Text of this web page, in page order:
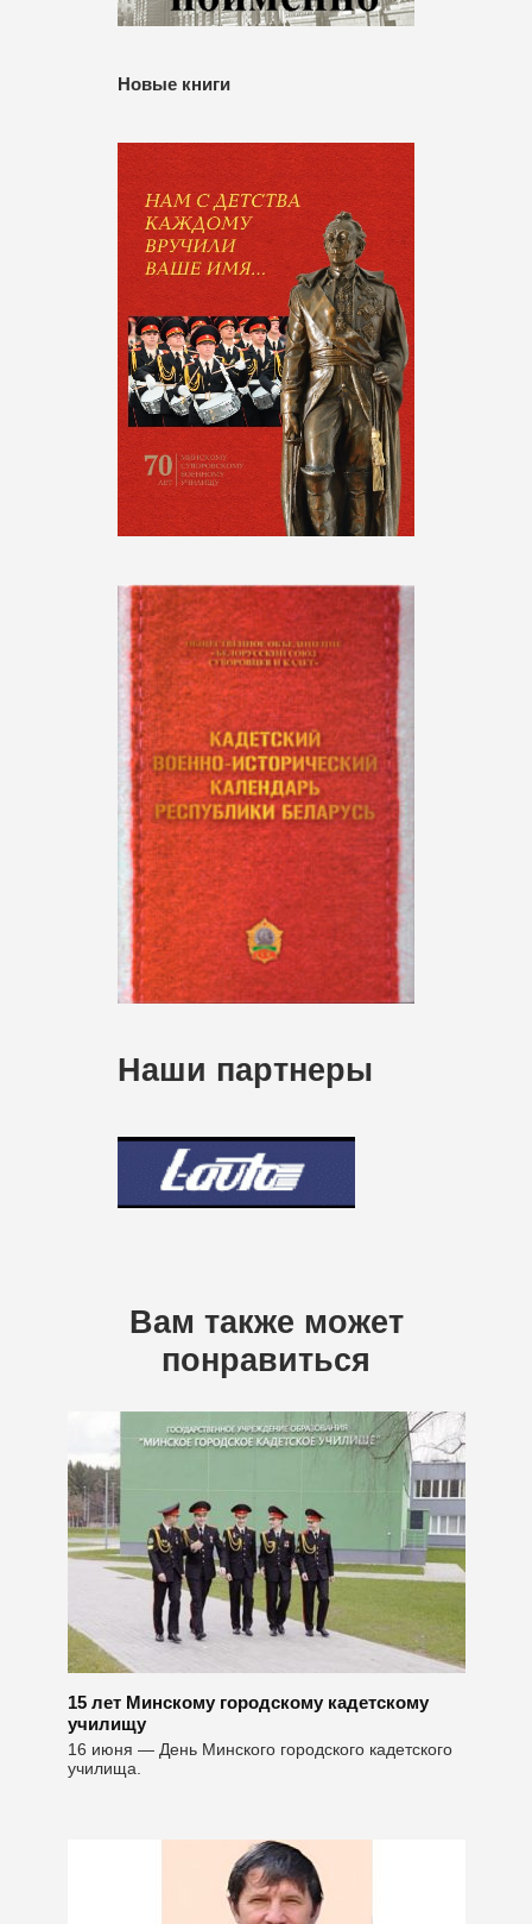
Новые книги
Наши партнеры
Вам также может
понравиться
15 лет Минскому городскому кадетскому
училищу
16 июня — День Минского городского кадетского
училища.